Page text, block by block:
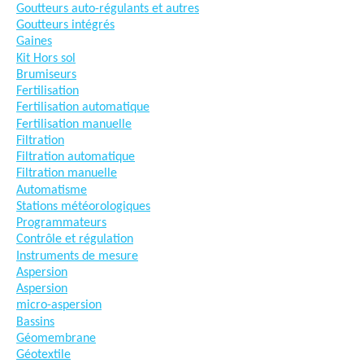
Goutteurs auto-régulants et autres
Goutteurs intégrés
Gaines
Kit Hors sol
Brumiseurs
Fertilisation
Fertilisation automatique
Fertilisation manuelle
Filtration
Filtration automatique
Filtration manuelle
Automatisme
Stations météorologiques
Programmateurs
Contrôle et régulation
Instruments de mesure
Aspersion
Aspersion
micro-aspersion
Bassins
Géomembrane
Géotextile